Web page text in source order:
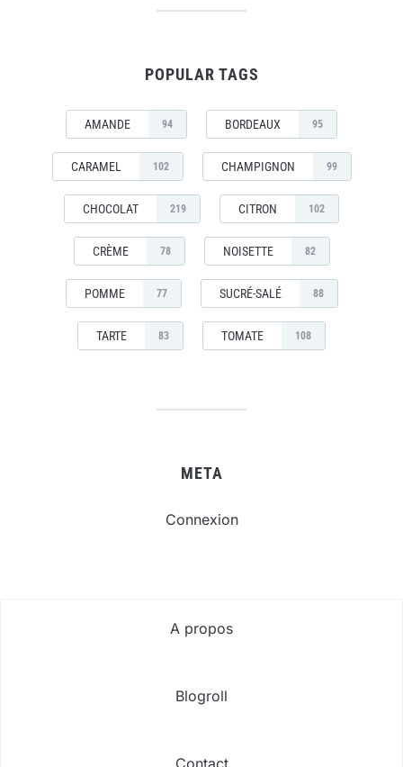
POPULAR TAGS
AMANDE 94 BORDEAUX 95
CARAMEL 102 CHAMPIGNON 99
CHOCOLAT 219 CITRON 102
CRÈME 78 NOISETTE 82
POMME 77 SUCRÉ-SALÉ 88
TARTE 83 TOMATE 108
META
Connexion
A propos
Blogroll